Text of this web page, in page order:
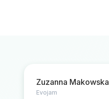
Zuzanna Makowska
Evojam